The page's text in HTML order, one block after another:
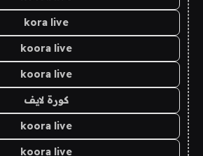
kora live
koora live
koora live
كورة لايف
koora live
koora live